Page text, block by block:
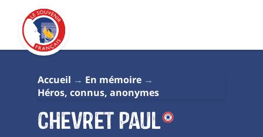
Accueil
En mémoire
Héros, connus, anonymes
Chevret Paul